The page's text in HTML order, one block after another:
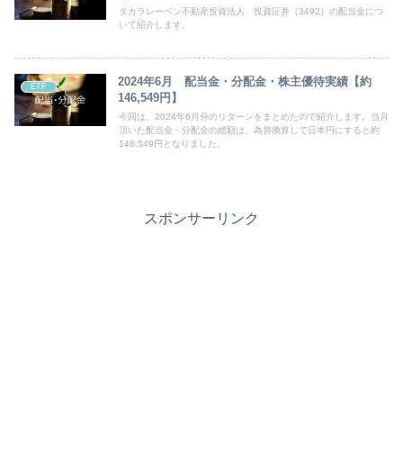
タカラレーベン不動産投資法人 投資証券（3492）の配当金につ
いて紹介します。
ETF
2024年6月 配当金・分配金・株主優待実績【約
146,549円】
今回は、2024年6月分のリターンをまとめたので紹介します。当月
頂いた配当金・分配金の総額は、為替換算して日本円にすると約
146,549円となりました。
スポンサーリンク